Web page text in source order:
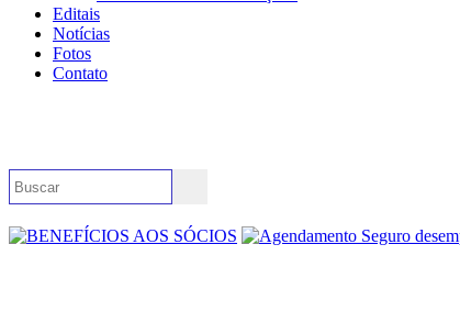
Editais
Notícias
Fotos
Contato